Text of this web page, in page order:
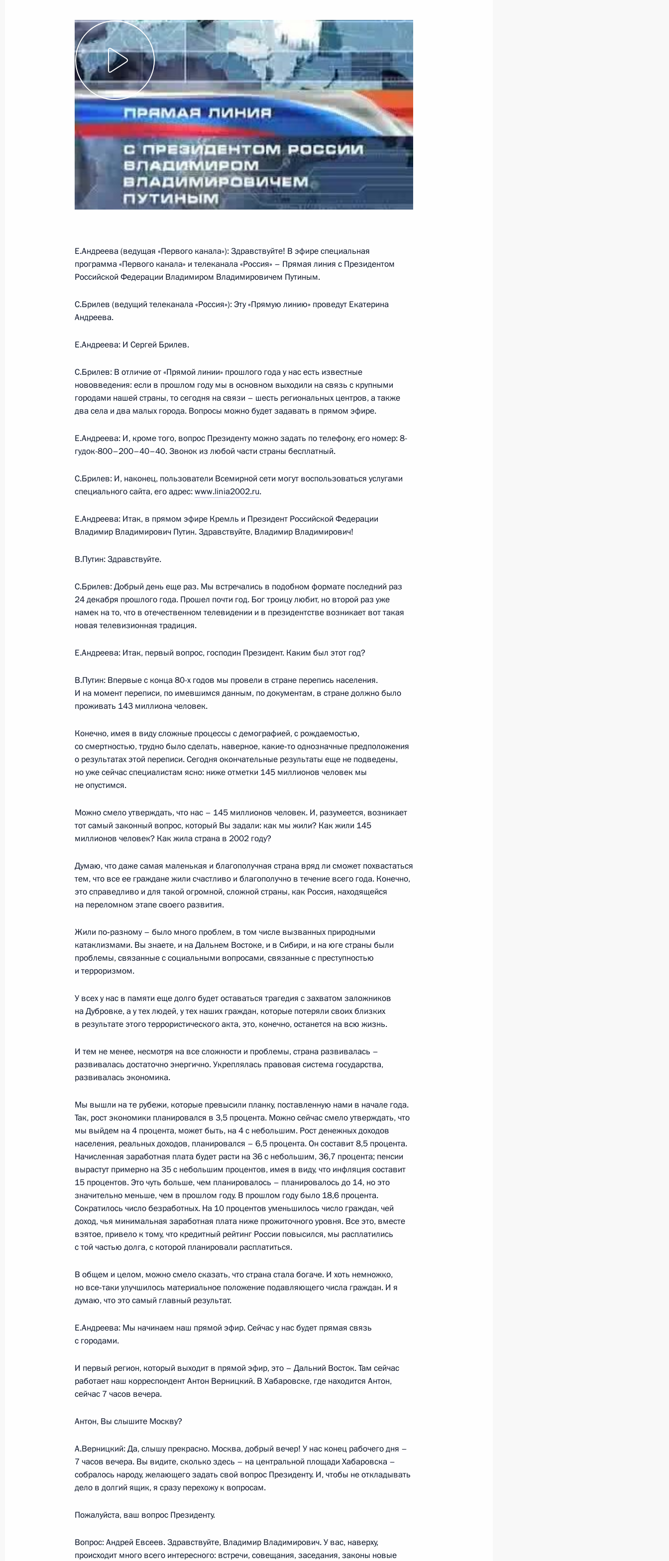
Показать следующие материалы
Вступительное слово на встрече с Премьер-министром Японии
Дзюнъитиро Коидзуми
10 января 2003 года, 01:33 Москва, Кремль
4 января 2003 года, суббота
Ответы на вопросы на встрече со студентами Уфимского
государственного нефтяного технического университета
4 января 2003 года, 11:24 Уфа
и преподавателями Уфимского государственного нефтяного
технического университета
31 декабря 2002 года, 23:55 Москва, Кремль
30 декабря 2002 года, понедельник
Главное контрольное управление Президента Российской
Федерации совместно с работниками аппаратов полномочных
в федеральных округах провело проверку деятельности
Министерства Российской Федерации по налогам и сборам, его
Федерации по вопросу выполнения налогового
законодательства в части полноты и своевременности
в бюджеты всех уровней
Вступительное слово на совещании с членами Правительства
28 декабря 2002 года, суббота
Информация о результатах проверки деятельности федеральных
власти ряда субъектов Российской Федерации по реализации
жилищной политики и развитию системы ипотечного жилищного
кредитования в Российской Федерации
28 декабря 2002 года, 14:36 Главное контрольное управление
26 декабря 2002 года, четверг
Выступление на церемонии открытия Московского
26 декабря 2002 года, 22:09 Москва
Российской Федерации
Москва, Кремль
24 декабря 2002 года, вторник
Вступительное слово на встрече с лидером партии
справедливости и развития Турции Реджепом Тайипом
24 декабря 2002 года, 15:16 Москва, Кремль
23 декабря 2002 года, понедельник
Вступительное слово на совещании с членами Правительства
23 декабря 2002 года, 16:23 Москва, Кремль
О результатах проверки деятельности федеральных органов
исполнительной власти и органов исполнительной власти ряда
субъектов Российской Федерации по созданию условий для
развития физической культуры и спорта
23 декабря 2002 года, 11:46 Главное контрольное управление
Выступление Президента Российской Федерации В.В.Путина
23 декабря 2002 года, 11:34 Москва, Кремль
20 декабря 2002 года, пятница
Выступление на торжественном вечере, посвященном Дню
20 декабря 2002 года, 23:06 Москва, Кремль
19 декабря 2002 года, четверг
Заявление для прессы по итогам переговоров с Президентом
19 декабря 2002 года, 17:51 Москва, Кремль
Е.Андреева (ведущая «Первого канала»): Здравствуйте! В эфире специальная
программа «Первого канала» и телеканала «Россия» – Прямая линия с Президентом
Российской Федерации Владимиром Владимировичем Путиным.
С.Брилев (ведущий телеканала «Россия»): Эту «Прямую линию» проведут Екатерина
Андреева.
Е.Андреева: И Сергей Брилев.
С.Брилев: В отличие от «Прямой линии» прошлого года у нас есть известные
нововведения: если в прошлом году мы в основном выходили на связь с крупными
городами нашей страны, то сегодня на связи – шесть региональных центров, а также
два села и два малых города. Вопросы можно будет задавать в прямом эфире.
Е.Андреева: И, кроме того, вопрос Президенту можно задать по телефону, его номер: 8-
гудок-800–200–40–40. Звонок из любой части страны бесплатный.
С.Брилев: И, наконец, пользователи Всемирной сети могут воспользоваться услугами
специального сайта, его адрес:www.linia2002.ru.
Е.Андреева: Итак, в прямом эфире Кремль и Президент Российской Федерации
Владимир Владимирович Путин. Здравствуйте, Владимир Владимирович!
В.Путин: Здравствуйте.
С.Брилев: Добрый день еще раз. Мы встречались в подобном формате последний раз
24 декабря прошлого года. Прошел почти год. Бог троицу любит, но второй раз уже
намек на то, что в отечественном телевидении и в президентстве возникает вот такая
новая телевизионная традиция.
Е.Андреева: Итак, первый вопрос, господин Президент. Каким был этот год?
В.Путин: Впервые с конца 80-х годов мы провели в стране перепись населения.
И на момент переписи, по имевшимся данным, по документам, в стране должно было
проживать 143 миллиона человек.
Конечно, имея в виду сложные процессы с демографией, с рождаемостью,
со смертностью, трудно было сделать, наверное, какие‑то однозначные предположения
о результатах этой переписи. Сегодня окончательные результаты еще не подведены,
но уже сейчас специалистам ясно: ниже отметки 145 миллионов человек мы
не опустимся.
Можно смело утверждать, что нас – 145 миллионов человек. И, разумеется, возникает
тот самый законный вопрос, который Вы задали: как мы жили? Как жили 145
миллионов человек? Как жила страна в 2002 году?
Думаю, что даже самая маленькая и благополучная страна вряд ли сможет похвастаться
тем, что все ее граждане жили счастливо и благополучно в течение всего года. Конечно,
это справедливо и для такой огромной, сложной страны, как Россия, находящейся
на переломном этапе своего развития.
Жили по‑разному – было много проблем, в том числе вызванных природными
катаклизмами. Вы знаете, и на Дальнем Востоке, и в Сибири, и на юге страны были
проблемы, связанные с социальными вопросами, связанные с преступностью
и терроризмом.
У всех у нас в памяти еще долго будет оставаться трагедия с захватом заложников
на Дубровке, а у тех людей, у тех наших граждан, которые потеряли своих близких
в результате этого террористического акта, это, конечно, останется на всю жизнь.
И тем не менее, несмотря на все сложности и проблемы, страна развивалась –
развивалась достаточно энергично. Укреплялась правовая система государства,
развивалась экономика.
Мы вышли на те рубежи, которые превысили планку, поставленную нами в начале года.
Так, рост экономики планировался в 3,5 процента. Можно сейчас смело утверждать, что
мы выйдем на 4 процента, может быть, на 4 с небольшим. Рост денежных доходов
населения, реальных доходов, планировался – 6,5 процента. Он составит 8,5 процента.
Начисленная заработная плата будет расти на 36 с небольшим, 36,7 процента; пенсии
вырастут примерно на 35 с небольшим процентов, имея в виду, что инфляция составит
15 процентов. Это чуть больше, чем планировалось – планировалось до 14, но это
значительно меньше, чем в прошлом году. В прошлом году было 18,6 процента.
Сократилось число безработных. На 10 процентов уменьшилось число граждан, чей
доход, чья минимальная заработная плата ниже прожиточного уровня. Все это, вместе
взятое, привело к тому, что кредитный рейтинг России повысился, мы расплатились
с той частью долга, с которой планировали расплатиться.
В общем и целом, можно смело сказать, что страна стала богаче. И хоть немножко,
но все‑таки улучшилось материальное положение подавляющего числа граждан. И я
думаю, что это самый главный результат.
Е.Андреева: Мы начинаем наш прямой эфир. Сейчас у нас будет прямая связь
с городами.
И первый регион, который выходит в прямой эфир, это – Дальний Восток. Там сейчас
работает наш корреспондент Антон Верницкий. В Хабаровске, где находится Антон,
сейчас 7 часов вечера.
Антон, Вы слышите Москву?
А.Верницкий: Да, слышу прекрасно. Москва, добрый вечер! У нас конец рабочего дня –
7 часов вечера. Вы видите, сколько здесь – на центральной площади Хабаровска –
собралось народу, желающего задать свой вопрос Президенту. И, чтобы не откладывать
дело в долгий ящик, я сразу перехожу к вопросам.
Пожалуйста, ваш вопрос Президенту.
Вопрос: Андрей Евсеев. Здравствуйте, Владимир Владимирович. У вас, наверху,
происходит много всего интересного: встречи, совещания, заседания, законы новые